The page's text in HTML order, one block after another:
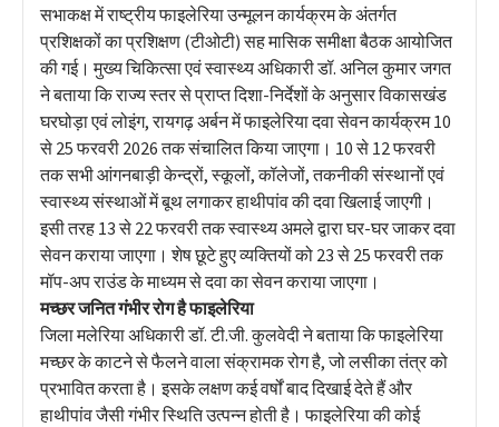
सभाकक्ष में राष्ट्रीय फाइलेरिया उन्मूलन कार्यक्रम के अंतर्गत
प्रशिक्षकों का प्रशिक्षण (टीओटी) सह मासिक समीक्षा बैठक आयोजित
की गई। मुख्य चिकित्सा एवं स्वास्थ्य अधिकारी डॉ. अनिल कुमार जगत
ने बताया कि राज्य स्तर से प्राप्त दिशा-निर्देशों के अनुसार विकासखंड
घरघोड़ा एवं लोइंग, रायगढ़ अर्बन में फाइलेरिया दवा सेवन कार्यक्रम 10
से 25 फरवरी 2026 तक संचालित किया जाएगा। 10 से 12 फरवरी
तक सभी आंगनबाड़ी केन्द्रों, स्कूलों, कॉलेजों, तकनीकी संस्थानों एवं
स्वास्थ्य संस्थाओं में बूथ लगाकर हाथीपांव की दवा खिलाई जाएगी।
इसी तरह 13 से 22 फरवरी तक स्वास्थ्य अमले द्वारा घर-घर जाकर दवा
सेवन कराया जाएगा। शेष छूटे हुए व्यक्तियों को 23 से 25 फरवरी तक
मॉप-अप राउंड के माध्यम से दवा का सेवन कराया जाएगा।
मच्छर जनित गंभीर रोग है फाइलेरिया
जिला मलेरिया अधिकारी डॉ. टी.जी. कुलवेदी ने बताया कि फाइलेरिया
मच्छर के काटने से फैलने वाला संक्रामक रोग है, जो लसीका तंत्र को
प्रभावित करता है। इसके लक्षण कई वर्षों बाद दिखाई देते हैं और
हाथीपांव जैसी गंभीर स्थिति उत्पन्न होती है। फाइलेरिया की कोई